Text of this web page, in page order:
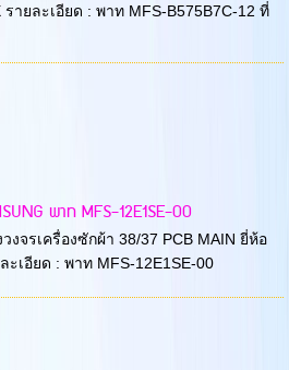
ายละเอียด : พาท MFS-B575B7C-12 ที่
พาท MFS-12E1SE-00
งจรเครื่องซักผ้า 38/37 PCB MAIN ยี่ห้อ
ะเอียด : พาท MFS-12E1SE-00